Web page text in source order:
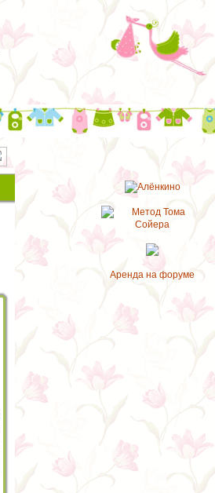
Аренда на форуме